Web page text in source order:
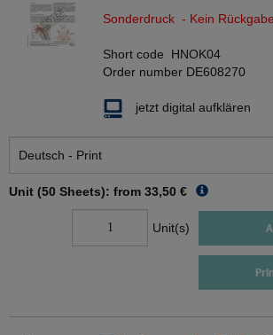
Sonderdruck - Kein
Short code HNOK04
Order number DE608270
jetzt digital aufklären
Unit (50 Sheets): from 33,50 €
Unit(s)